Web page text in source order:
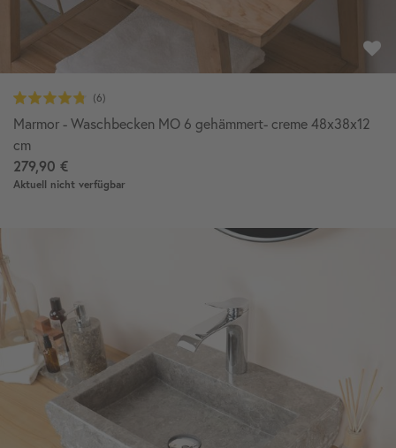
Marmor - Waschbecken MO 6 gehämmert- creme 48x38x12
cm
279,90 €
Aktuell nicht verfügbar